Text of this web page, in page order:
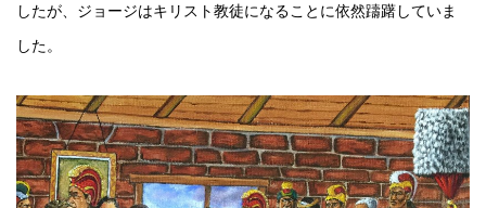
したが、ジョージはキリスト教徒になることに依然躊躇していま
した。